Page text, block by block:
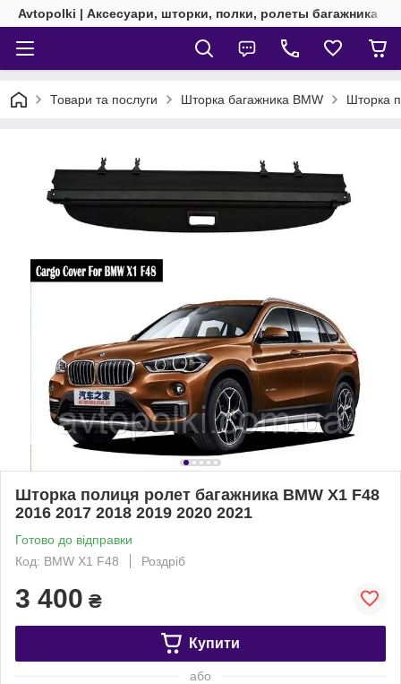
Avtopolki | Аксесуари, шторки, полки, ролеты багажника
Товари та послуги Шторка багажника BMW Шторка
Шторка полиця ролет багажника BMW X1 F48
2016 2017 2018 2019 2020 2021
Готово до відправки
Код: BMW X1 F48
Роздріб
3 400 ₴
Купити
або